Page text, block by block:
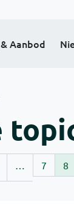
Aanbod
… 7 8